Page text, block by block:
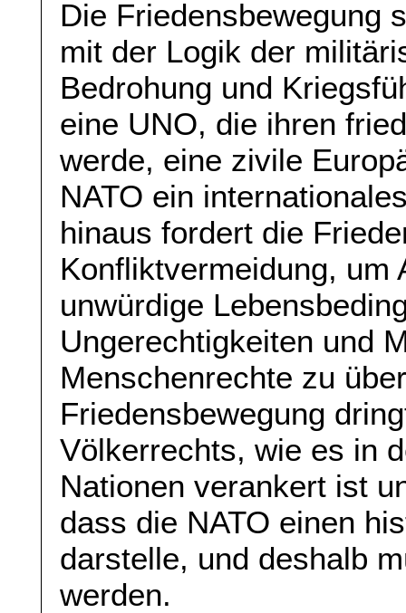
Die Friedensbewegung
mit der Logik der
Bedrohung und
eine UNO, die ihren
werde, eine zivile
NATO ein
hinaus fordert die
Konfliktvermeidung, um
unwürdige
Ungerechtigkeiten und
Menschenrechte zu
Friedensbewegung
Völkerrechts, wie es in
Nationen verankert ist
dass die NATO einen
darstelle, und deshalb
werden.